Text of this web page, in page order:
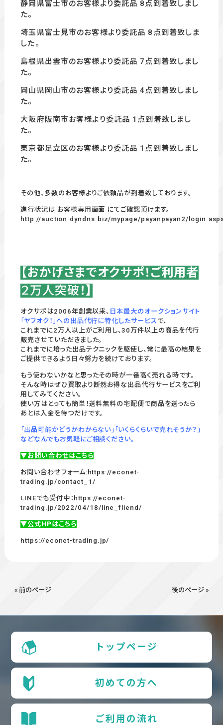
静岡県富士市のお客様より委託品 8点到着致しまし
た。
埼玉県富士見市のお客様より委託品 8 点到着致しま
した。
島根県出雲市のお客様より委託品 7点到着致しまし
た。
岡山県岡山市のお客様より委託品 4点到着致しまし
た。
大阪府阪南市お客様より委託品 1 点到着致しまし
た。
東京都足立区のお客様より委託品 1 点 到着致しまし
た。
その他、多数のお客様よりご依頼品が到着致しております。
進行状況は お客様専用画面 にてご確認頂けます。
http://auction.dyndns.biz/mypage/payanpayan2/
【おかげさまでオクサポ！ご利用者
２万人突破 ！】
オクサポは2006年創業以来、 日本最大のオークションサイト
「ヤフオク！」への出品代行に特化したサービス で、
これまでに2万人以上がご利用し、30万件以上の商品を代行
販売させていただきました。
これまでに培った出品テクニックを駆使し、常に最高の結果を
ご提供できるよう日々努力を続けております。
もう使わないかなと思ったその時が一番高く売れる時です。
そんな時はぜひ買取より断然お得な出品代行サービスをご利
用してみてください。
使い方はとっても簡単！送料無料の宅配便で商品を送ったら
あとは入金を待つだけです。
「出品可能かどうかわからない」「いくらくらいで売れそうか？」
などなんでもお気軽にご相談ください。
▼お問い合わせはこちら
お問い合わせフォーム: https://econet-
trading.jp/contact_1/
LINEでも受付中： https://econet-
trading.jp/2022/04/18/line_fliend/
▼公式HPはこちら
https://econet-trading.jp/
« 前のページ 後のページ »
トップページ
初めての方へ
ご利用の流れ